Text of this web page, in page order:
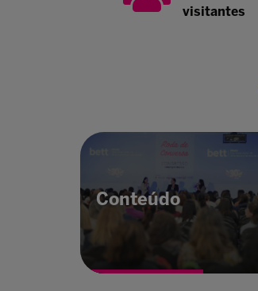
visitantes
Conteúdo